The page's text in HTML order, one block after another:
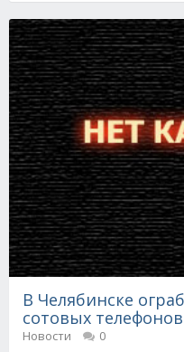
В Челябинске
сотовых телефонов
Новости 0